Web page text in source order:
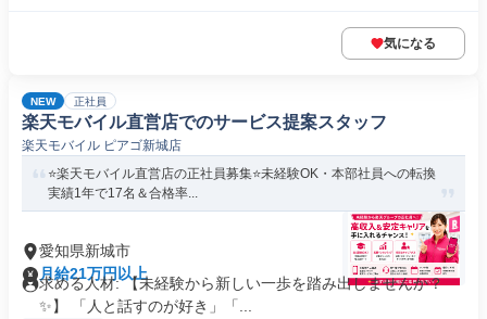
気になる
NEW 正社員
楽天モバイル直営店でのサービス提案スタッフ
楽天モバイル ピアゴ新城店
⭐️楽天モバイル直営店の正社員募集⭐️未経験OK・本部社員への転換
実績1年で17名＆合格率...
愛知県新城市
月給21万円以上
求める人材: 【未経験から新しい一歩を踏み出しませんか？
✨】 「人と話すのが好き」「...